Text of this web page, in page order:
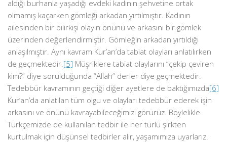
aldığı burhanla yaşadığı evdeki kadının şehvetine ortak
olmamış kaçarken gömleği arkadan yırtılmıştır. Kadının
ailesinden bir bilirkişi olayın önünü ve arkasını bir gömlek
üzerinden değerlendirmiştir. Gömleğin arkadan yırtıldığı
anlaşılmıştır. Aynı kavram Kur’an’da tabiat olayları anlatılırken
de geçmektedir.[5] Müşriklere tabiat olaylarını “çekip çeviren
kim?” diye sorulduğunda “Allah” derler diye geçmektedir.
Tedebbür kavramının geçtiği diğer ayetlere de baktığımızda[6]
Kur’an’da anlatılan tüm olgu ve olayları tedebbür ederek işin
arkasını ve önünü kavrayabileceğimizi görürüz. Böylelikle
Türkçemizde de kullanılan tedbir ile her türlü şirkten
kurtulmak için düşünsel tedbirler alır, yaşamımıza uyarlarız.